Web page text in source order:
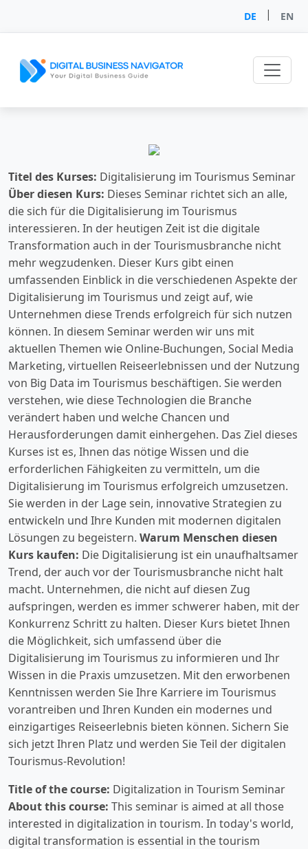
DE | EN
Titel des Kurses: Digitalisierung im Tourismus Seminar
Über diesen Kurs: Dieses Seminar richtet sich an alle,
die sich für die Digitalisierung im Tourismus
interessieren. In der heutigen Zeit ist die digitale
Transformation auch in der Tourismusbranche nicht
mehr wegzudenken. Dieser Kurs gibt einen
umfassenden Einblick in die verschiedenen Aspekte der
Digitalisierung im Tourismus und zeigt auf, wie
Unternehmen diese Trends erfolgreich für sich nutzen
können. In diesem Seminar werden wir uns mit
aktuellen Themen wie Online-Buchungen, Social Media
Marketing, virtuellen Reiseerlebnissen und der Nutzung
von Big Data im Tourismus beschäftigen. Sie werden
verstehen, wie diese Technologien die Branche
verändert haben und welche Chancen und
Herausforderungen damit einhergehen. Das Ziel dieses
Kurses ist es, Ihnen das nötige Wissen und die
erforderlichen Fähigkeiten zu vermitteln, um die
Digitalisierung im Tourismus erfolgreich umzusetzen.
Sie werden in der Lage sein, innovative Strategien zu
entwickeln und Ihre Kunden mit modernen digitalen
Lösungen zu begeistern. Warum Menschen diesen
Kurs kaufen: Die Digitalisierung ist ein unaufhaltsamer
Trend, der auch vor der Tourismusbranche nicht halt
macht. Unternehmen, die nicht auf diesen Zug
aufspringen, werden es immer schwerer haben, mit der
Konkurrenz Schritt zu halten. Dieser Kurs bietet Ihnen
die Möglichkeit, sich umfassend über die
Digitalisierung im Tourismus zu informieren und Ihr
Wissen in die Praxis umzusetzen. Mit den erworbenen
Kenntnissen werden Sie Ihre Karriere im Tourismus
vorantreiben und Ihren Kunden ein modernes und
einzigartiges Reiseerlebnis bieten können. Sichern Sie
sich jetzt Ihren Platz und werden Sie Teil der digitalen
Tourismus-Revolution!
Title of the course: Digitalization in Tourism Seminar
About this course: This seminar is aimed at all those
interested in digitalization in tourism. In today's world,
digital transformation is essential in the tourism